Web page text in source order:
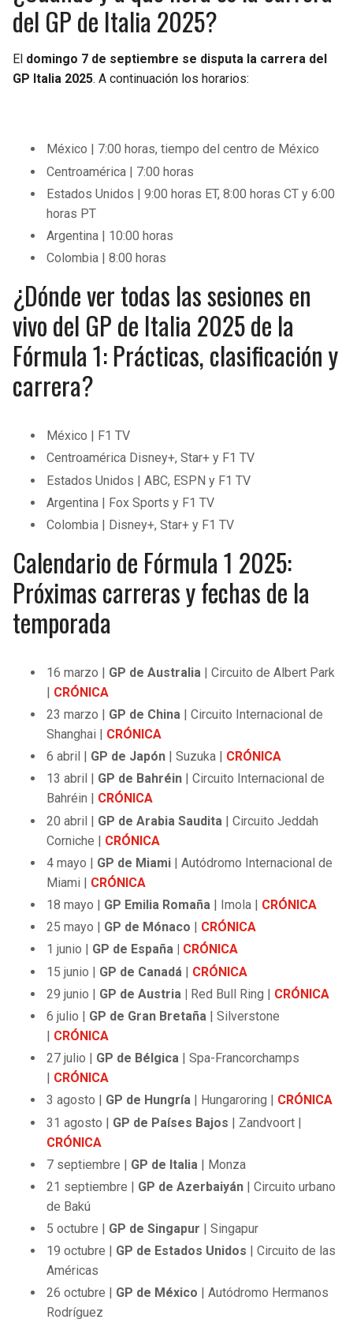
del GP de Italia 2025?
El domingo 7 de septiembre se disputa la carrera del
GP Italia 2025. A continuación los horarios:
México | 7:00 horas, tiempo del centro de México
Centroamérica | 7:00 horas
Estados Unidos | 9:00 horas ET, 8:00 horas CT y 6:00
horas PT
Argentina | 10:00 horas
Colombia | 8:00 horas
¿Dónde ver todas las sesiones en
vivo del GP de Italia 2025 de la
Fórmula 1: Prácticas, clasificación y
carrera?
México | F1 TV
Centroamérica Disney+, Star+ y F1 TV
Estados Unidos | ABC, ESPN y F1 TV
Argentina | Fox Sports y F1 TV
Colombia | Disney+, Star+ y F1 TV
Calendario de Fórmula 1 2025:
Próximas carreras y fechas de la
temporada
16 marzo | GP de Australia | Circuito de Albert Park
| CRÓNICA
23 marzo | GP de China | Circuito Internacional de
Shanghai | CRÓNICA
6 abril | GP de Japón | Suzuka | CRÓNICA
13 abril | GP de Bahréin
| Circuito Internacional de
Bahréin | CRÓNICA
20 abril | GP de Arabia Saudita | Circuito Jeddah
Corniche | CRÓNICA
4 mayo | GP de Miami | Autódromo Internacional de
Miami | CRÓNICA
18 mayo | GP Emilia Romaña | Imola | CRÓNICA
25 mayo | GP de Mónaco
CRÓNICA
1 junio | GP de España | CRÓNICA
15 junio | GP de Canadá | CRÓNICA
29 junio | GP de Austria | Red Bull Ring | CRÓNICA
6 julio | GP de Gran Bretaña | Silverstone
| CRÓNICA
27 julio | GP de Bélgica | Spa-Francorchamps
| CRÓNICA
3 agosto | GP de Hungría | Hungaroring | CRÓNICA
31 agosto | GP de Países Bajos | Zandvoort |
CRÓNICA
7 septiembre | GP de Italia | Monza
21 septiembre | GP de Azerbaiyán | Circuito urbano
de Bakú
5 octubre | GP de Singapur | Singapur
19 octubre | GP de Estados Unidos
| Circuito de las
Américas
26 octubre | GP de México
| Autódromo Hermanos
Rodríguez